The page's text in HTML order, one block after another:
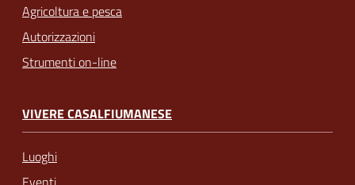
Agricoltura e pesca
Autorizzazioni
Strumenti on-line
VIVERE CASALFIUMANESE
Luoghi